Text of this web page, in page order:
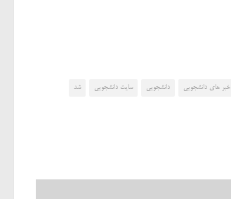
خبر های دانشجویی دانشجویی سایت دانشجویی شد